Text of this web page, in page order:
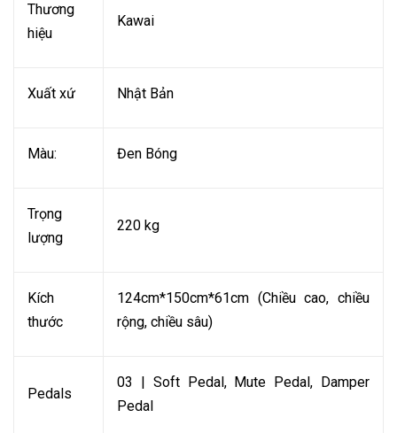
Thương
hiệu
Kawai
Xuất xứ Nhật Bản
Màu: Đen Bóng
Trọng
lượng
220 kg
Kích
thước
124cm*150cm*61cm (Chiều cao, chiều
rộng, chiều sâu)
Pedals
03 | Soft Pedal, Mute Pedal, Damper
Pedal